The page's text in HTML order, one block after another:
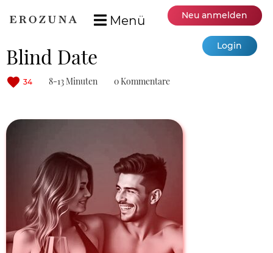
Menü Neu anmelden
Login
Blind Date
34 8-13 Minuten 0 Kommentare